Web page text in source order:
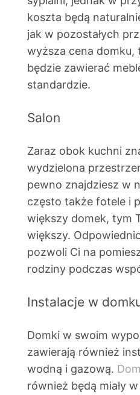
koszta będą
jak w pozostałych
wyższa cena domku,
będzie zawierać
standardzie.
Salon
Zaraz obok kuchni
wydzielona
pewno znajdziesz w
często także fotele i
większy domek, tym
większy.
pozwoli Ci na
rodziny podczas
Instalacje w
Domki w swoim
zawierają również
wodną i gazową.
również będą miały